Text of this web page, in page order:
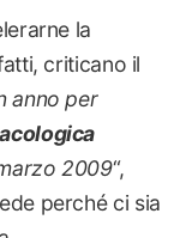
la
criticano il
anno per
2009“,
perché ci sia